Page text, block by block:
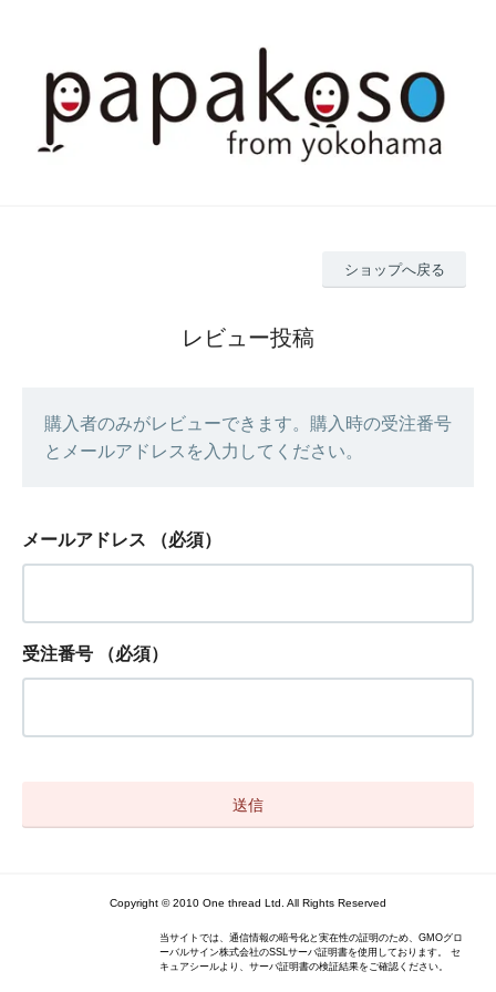
ショップへ戻る
レビュー投稿
購入者のみがレビューできます。購入時の受注番号
とメールアドレスを入力してください。
メールアドレス （必須）
受注番号 （必須）
Copyright © 2010 One thread Ltd. All Rights Reserved
当サイトでは、通信情報の暗号化と実在性の証明のため、GMOグロ
ーバルサイン株式会社のSSLサーバ証明書を使用しております。 セ
キュアシールより、サーバ証明書の検証結果をご確認ください。